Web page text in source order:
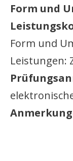
Form und
Form und
Leistungen: